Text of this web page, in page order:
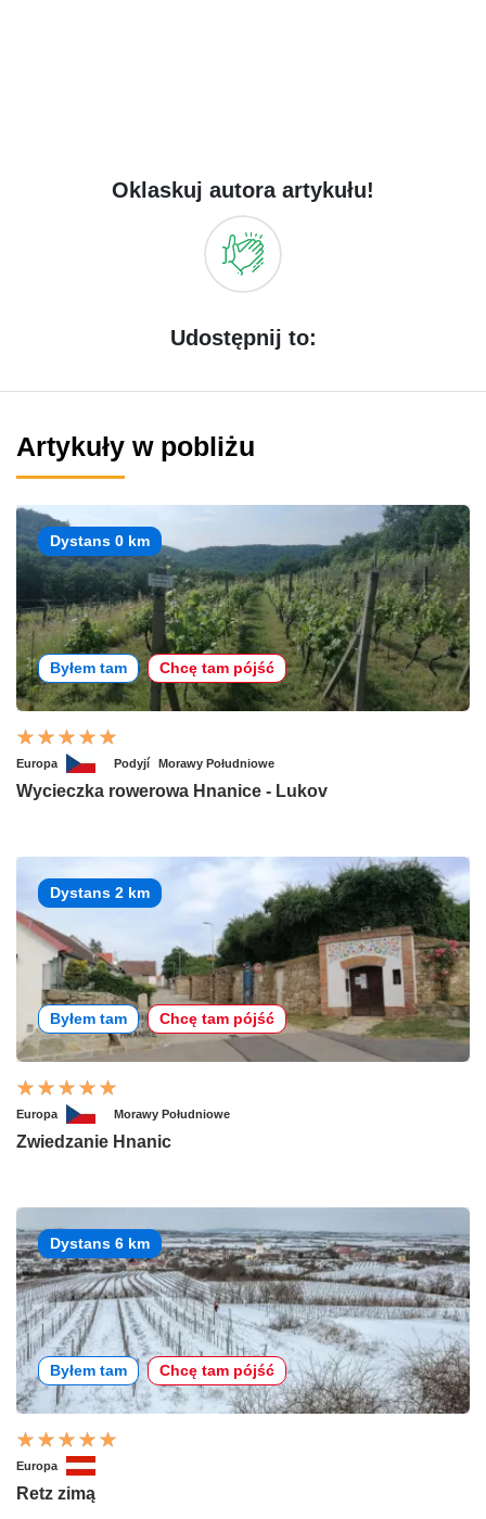
Oklaskuj autora artykułu!
Udostępnij to:
Artykuły w pobliżu
Dystans 0 km
Byłem tam Chcę tam pójść
Europa Podyjí Morawy Południowe
Wycieczka rowerowa Hnanice - Lukov
Dystans 2 km
Byłem tam Chcę tam pójść
Europa Morawy Południowe
Zwiedzanie Hnanic
Dystans 6 km
Byłem tam Chcę tam pójść
Europa
Retz zimą